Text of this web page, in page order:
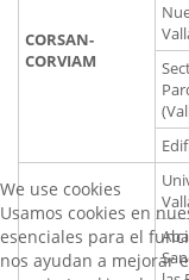
CORSAN-
CORVIAM
We use cookies
Usamos cookies en
esenciales para el
nos ayudan a mejorar